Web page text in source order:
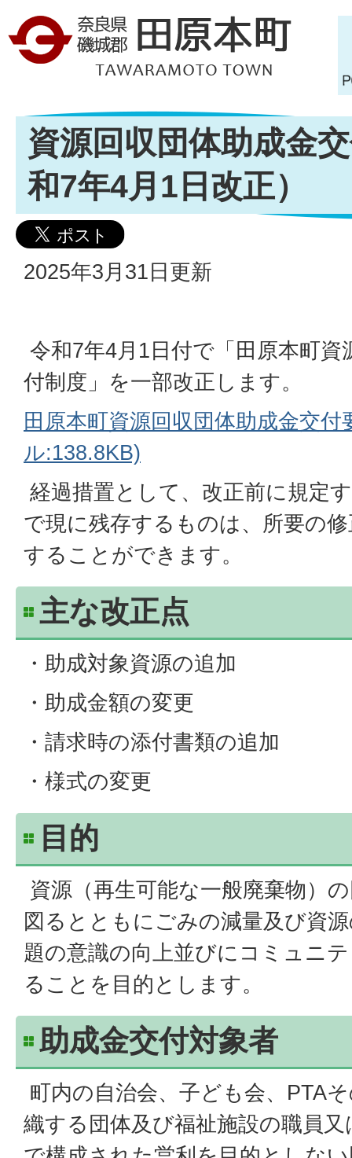
資源回収団体助成金
和7年4月1日改正）
2025年3月31日更新
令和7年4月1日付で「田原本町資
付制度」を一部改正します。
田原本町資源回収団体助成金交
ル:138.8KB)
経過措置として、改正前に規定
で現に残存するものは、所要の
することができます。
主な改正点
・助成対象資源の追加
・助成金額の変更
・請求時の添付書類の追加
・様式の変更
目的
資源（再生可能な一般廃棄物）
図るとともにごみの減量及び資
題の意識の向上並びにコミュニ
ることを目的とします。
助成金交付対象者
町内の自治会、子ども会、PTA
織する団体及び福祉施設の職員